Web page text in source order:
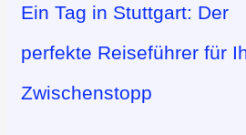
Ein Tag in Stuttgart: Der
perfekte Reiseführer für
Zwischenstopp